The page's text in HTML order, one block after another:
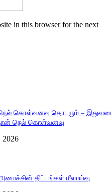
in this browser for the next
நெல் கொள்வனவு தொடரும் –
நெல் கொள்வனவு
2026
அமைச்சின் திட்டங்கள் மீளாய்வு